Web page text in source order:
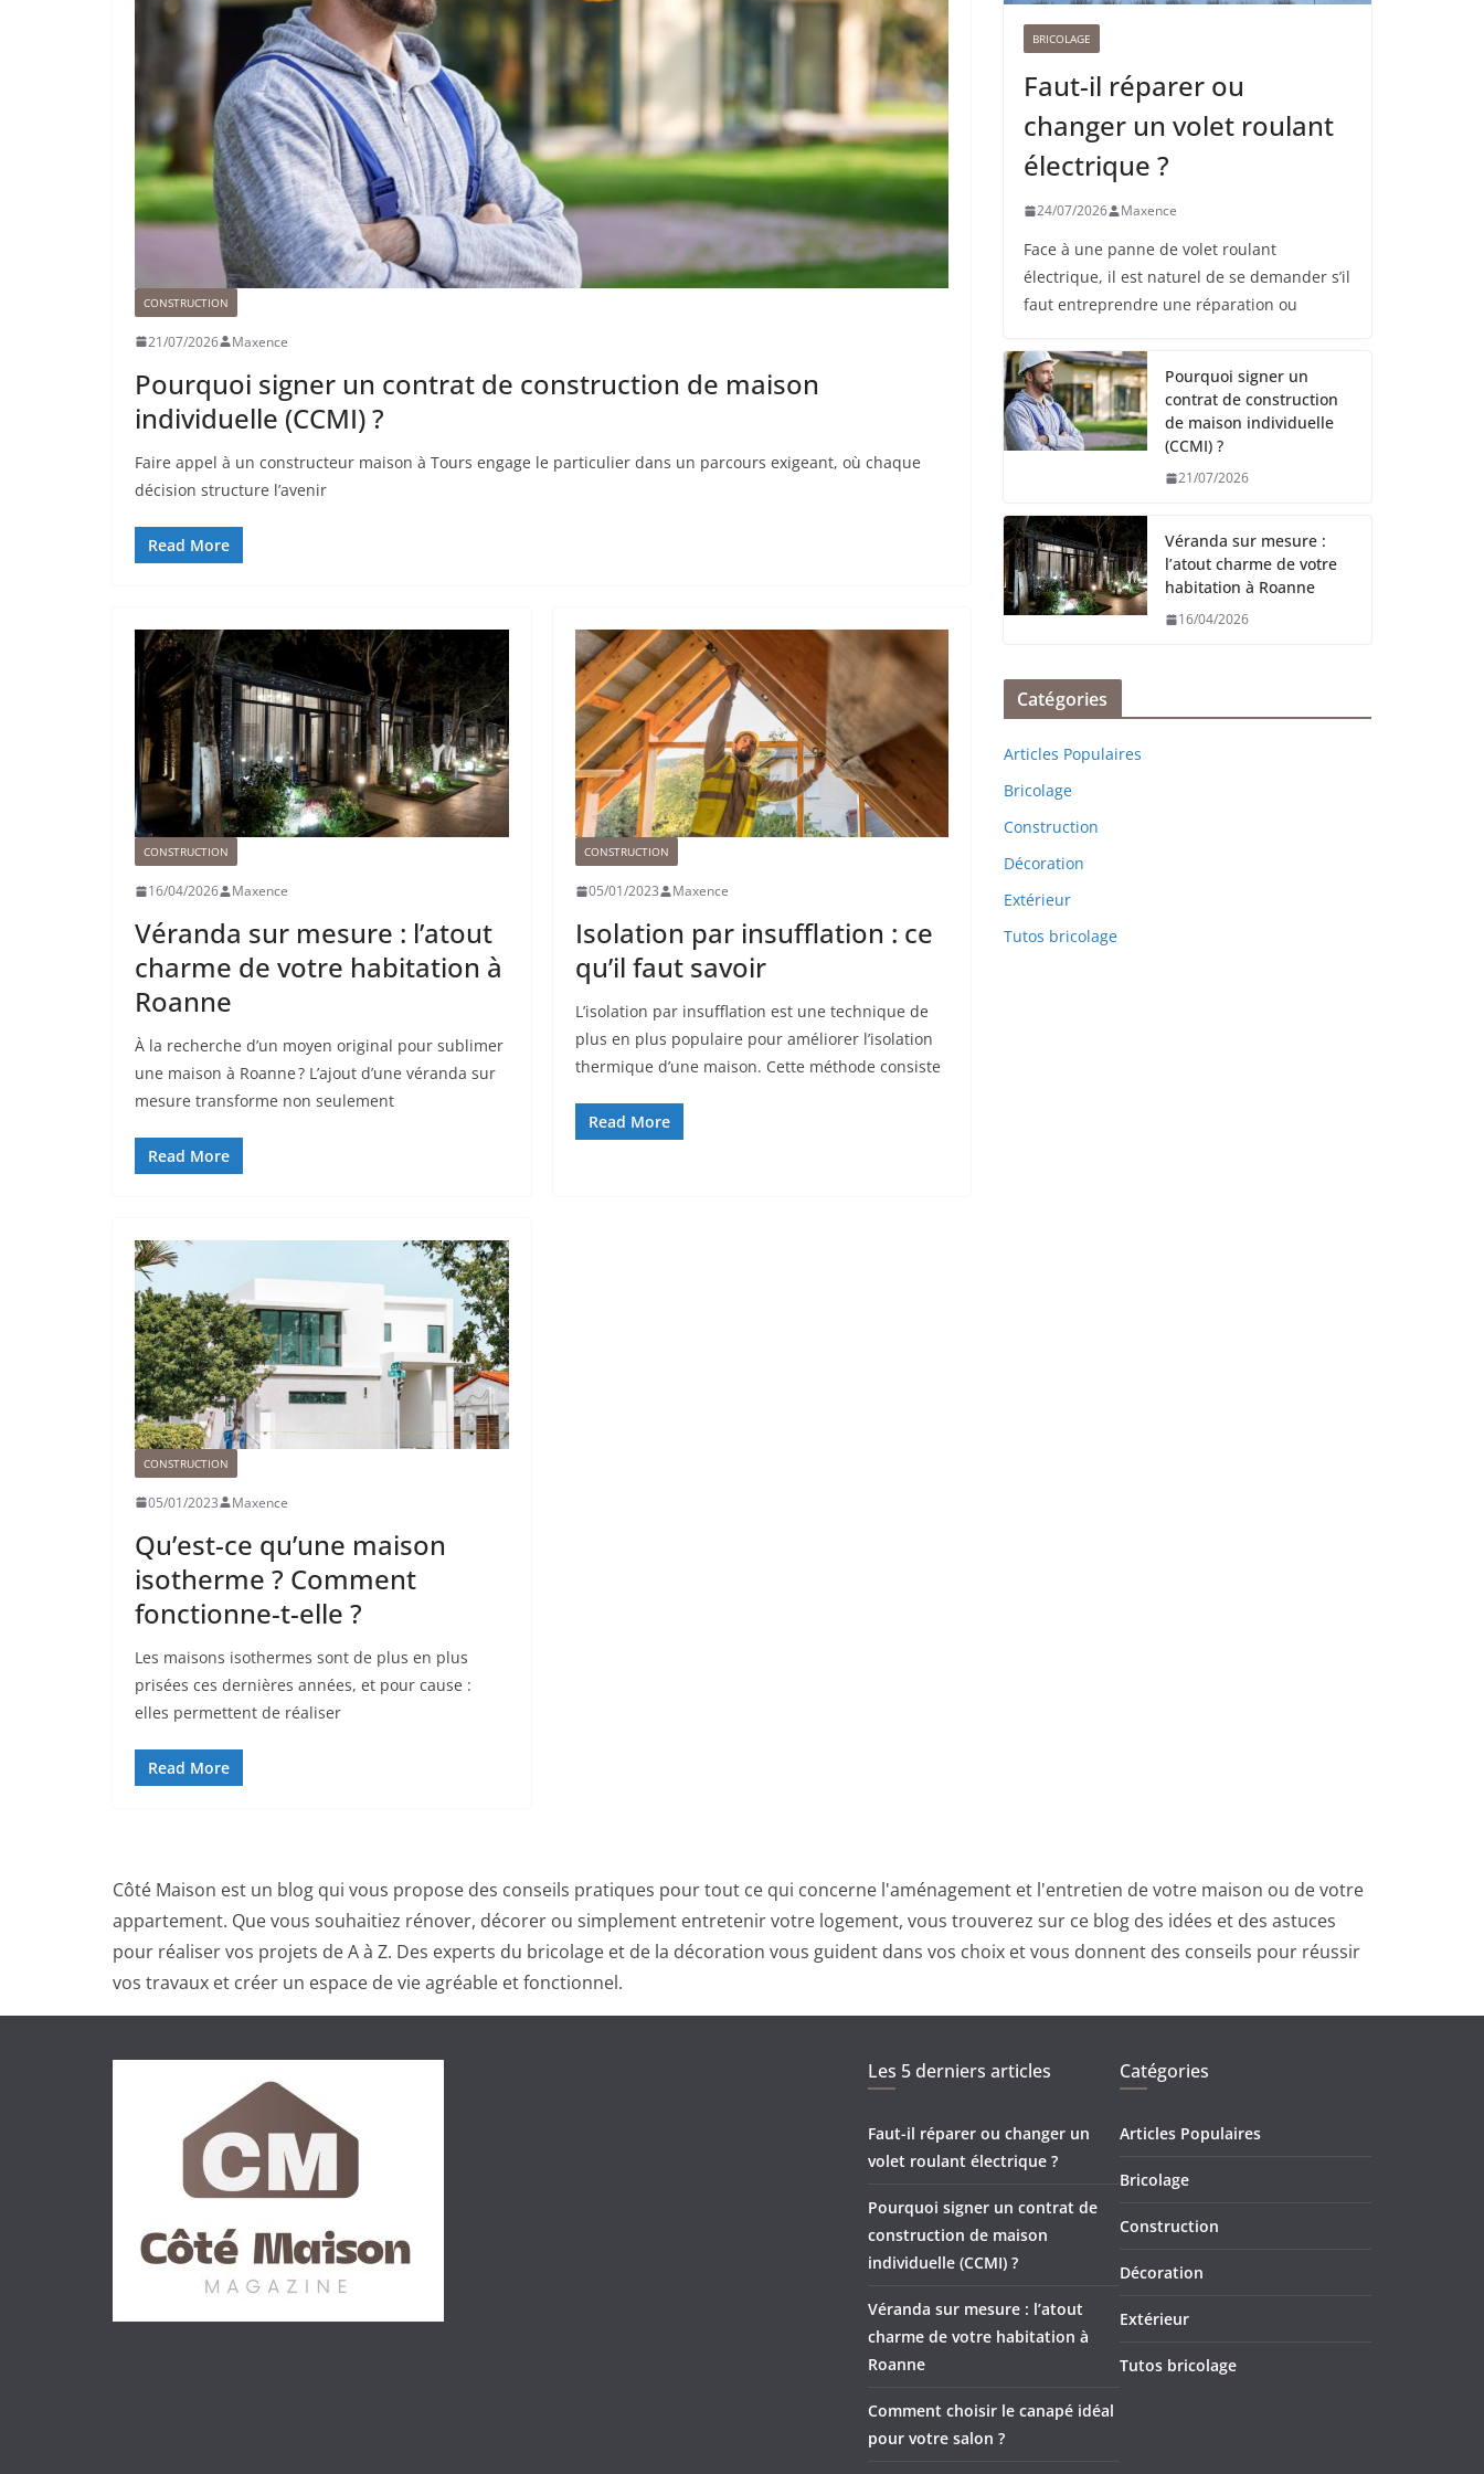
CONSTRUCTION
21/07/2026 Maxence
Pourquoi signer un contrat de construction de maison
individuelle (CCMI) ?
Faire appel à un constructeur maison à Tours engage le particulier dans un parcours exigeant, où chaque
décision structure l’avenir
Read More
CONSTRUCTION
16/04/2026 Maxence
Véranda sur mesure : l’atout
charme de votre habitation à
Roanne
À la recherche d’un moyen original pour sublimer
une maison à Roanne ? L’ajout d’une véranda sur
mesure transforme non seulement
Read More
CONSTRUCTION
05/01/2023 Maxence
Isolation par insufflation : ce
qu’il faut savoir
L’isolation par insufflation est une technique de
plus en plus populaire pour améliorer l’isolation
thermique d’une maison. Cette méthode consiste
Read More
CONSTRUCTION
05/01/2023 Maxence
Qu’est-ce qu’une maison
isotherme ? Comment
fonctionne-t-elle ?
Les maisons isothermes sont de plus en plus
prisées ces dernières années, et pour cause :
elles permettent de réaliser
Read More
BRICOLAGE
Faut-il réparer ou
changer un volet roulant
électrique ?
24/07/2026 Maxence
Face à une panne de volet roulant
électrique, il est naturel de se demander s’il
faut entreprendre une réparation ou
Pourquoi signer un
contrat de construction
de maison individuelle
(CCMI) ?
21/07/2026
Véranda sur mesure :
l’atout charme de votre
habitation à Roanne
16/04/2026
Catégories
Articles Populaires
Bricolage
Construction
Décoration
Extérieur
Tutos bricolage
Côté Maison est un blog qui vous propose des conseils pratiques pour tout ce qui concerne l'aménagement et l'entretien de votre maison ou de votre
appartement. Que vous souhaitiez rénover, décorer ou simplement entretenir votre logement, vous trouverez sur ce blog des idées et des astuces
pour réaliser vos projets de A à Z. Des experts du bricolage et de la décoration vous guident dans vos choix et vous donnent des conseils pour réussir
vos travaux et créer un espace de vie agréable et fonctionnel.
Les 5 derniers articles
Faut-il réparer ou changer un
volet roulant électrique ?
Pourquoi signer un contrat de
construction de maison
individuelle (CCMI) ?
Véranda sur mesure : l’atout
charme de votre habitation à
Roanne
Comment choisir le canapé idéal
pour votre salon ?
Catégories
Articles Populaires
Bricolage
Construction
Décoration
Extérieur
Tutos bricolage